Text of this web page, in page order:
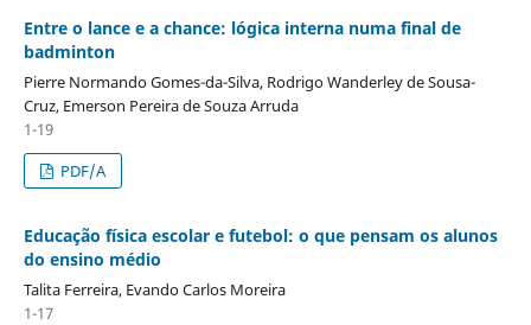
Entre o lance e a chance: lógica interna numa final de
badminton
Pierre Normando Gomes-da-Silva, Rodrigo Wanderley de Sousa-
Cruz, Emerson Pereira de Souza Arruda
1-19
PDF/A
Educação física escolar e futebol: o que pensam os alunos
do ensino médio
Talita Ferreira, Evando Carlos Moreira
1-17